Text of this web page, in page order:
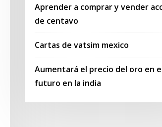
Aprender a comprar y vender
de centavo
Cartas de vatsim mexico
Aumentará el precio del oro en
futuro en la india